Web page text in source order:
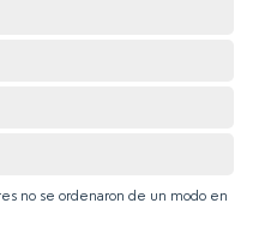
no se ordenaron de un modo en